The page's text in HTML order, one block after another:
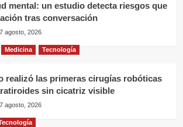
mental: un estudio detecta riesgos que
tras conversación
7 agosto, 2026
Medicina Tecnología
realizó las primeras cirugías robóticas
sin cicatriz visible
7 agosto, 2026